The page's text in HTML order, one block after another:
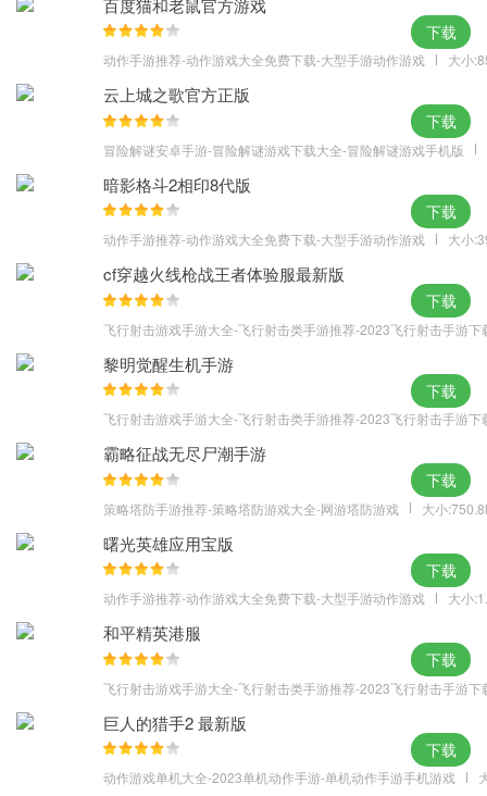
乎你的想象
动作手游推荐-动作游戏大全免费下载-大型手游动作游戏 大小
下载
云上城之歌官方正版
冒险解谜安卓手游-冒险解谜游戏下载大全-冒险解谜游戏手机版
下载
暗影格斗2相印8代版
动作手游推荐-动作游戏大全免费下载-大型手游动作游戏 大小
下载
cf穿越火线枪战王者体验服最新版
飞行射击游戏手游大全-飞行射击类手游推荐-2023飞行射击手游下
下载
黎明觉醒生机手游
飞行射击游戏手游大全-飞行射击类手游推荐-2023飞行射击手游下
下载
霸略征战无尽尸潮手游
策略塔防手游推荐-策略塔防游戏大全-网游塔防游戏 大小
下载
曙光英雄应用宝版
动作手游推荐-动作游戏大全免费下载-大型手游动作游戏 大小
下载
和平精英港服
飞行射击游戏手游大全-飞行射击类手游推荐-2023飞行射击手游下
下载
巨人的猎手2 最新版
动作游戏单机大全-2023单机动作手游-单机动作手游手机游戏
下载